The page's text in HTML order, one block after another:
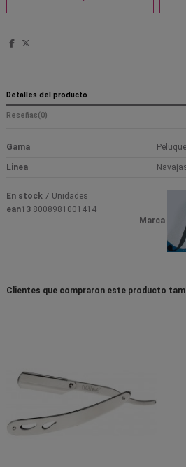
Detalles del producto
Reseñas(0)
Gama
Linea
Marca
En stock 7 Unidades
ean13 8008981001414
Clientes que compraron este producto